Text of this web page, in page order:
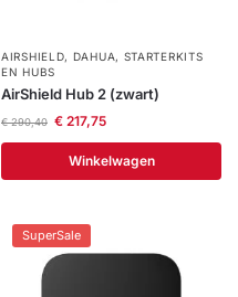
AIRSHIELD, DAHUA, STARTERKITS
EN HUBS
AirShield Hub 2 (zwart)
€290,40 €217,75
Winkelwagen
SuperSale